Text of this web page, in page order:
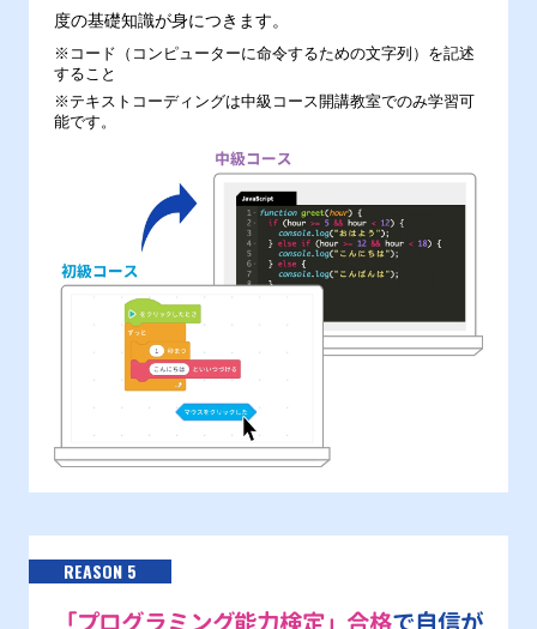
度の基礎知識が身につきます。
※コード（コンピューターに命令するための文字列）を記述
すること
※テキストコーディングは中級コース開講教室でのみ学習可
能です。
REASON 5